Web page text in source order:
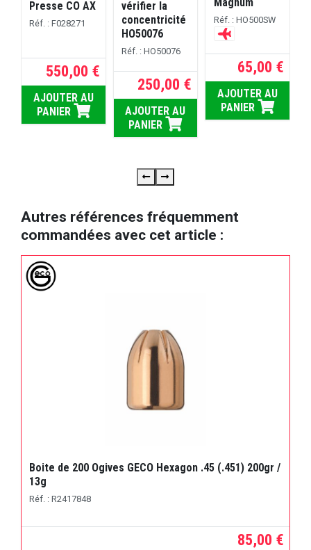
Presse CO AX
Réf. : F028271
550,00 €
AJOUTER AU
PANIER
vérifier la
concentricité
HO50076
Réf. : HO50076
250,00 €
AJOUTER AU
PANIER
Magnum
Réf. : HO500SW
65,00 €
AJOUTER AU
PANIER
Autres références fréquemment
commandées avec cet article :
Boite de 200 Ogives GECO Hexagon .45 (.451) 200gr /
13g
Réf. : R2417848
85,00 €